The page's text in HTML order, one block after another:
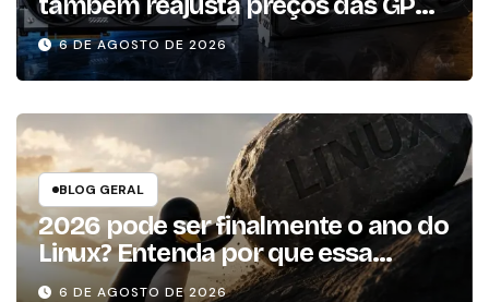
em mais de 20%
6 DE AGOSTO DE 2026
BLOG GERAL
2026 pode ser finalmente o ano do
Linux? Entenda por que essa
previsão voltou à tona
6 DE AGOSTO DE 2026